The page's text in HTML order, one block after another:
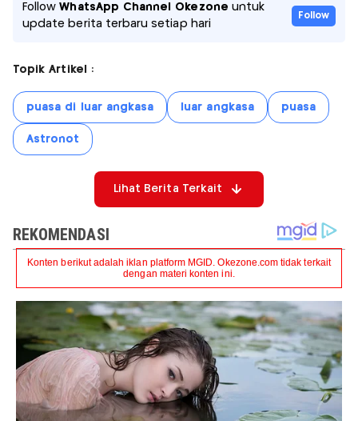
FollowWhatsApp Channel Okezone untuk
update berita terbaru setiap hari
Follow
Topik Artikel :
puasa di luar angkasa luar angkasa puasa
Astronot
Lihat Berita Terkait